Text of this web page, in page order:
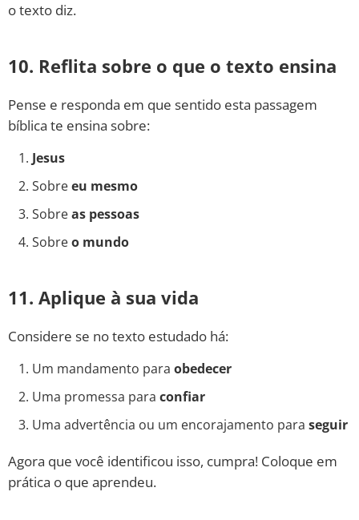
o texto diz.
10. Reflita sobre o que o texto ensina
Pense e responda em que sentido esta passagem
bíblica te ensina sobre:
Jesus
Sobreeu mesmo
Sobreas pessoas
Sobreo mundo
11. Aplique à sua vida
Considere se no texto estudado há:
Um mandamento para obedecer
Uma promessa para confiar
Uma advertência ou um encorajamento para seguir
Agora que você identificou isso, cumpra! Coloque em
prática o que aprendeu.